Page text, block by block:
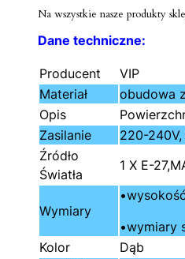
Na wszystkie nasze produkty
Dane techniczne:
Producent
VIP
Materiał
obudowa
Opis
Zasilanie
220-
Źródło
Światła
1 X E-
Wymiary
•wymiary
Kolor
Dąb